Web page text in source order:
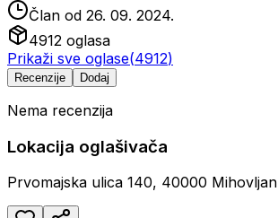
Član od 26. 09. 2024.
4912 oglasa
Prikaži sve oglase(4912)
Recenzije Dodaj
Nema recenzija
Lokacija oglašivača
Prvomajska ulica 140, 40000 Mihovljan